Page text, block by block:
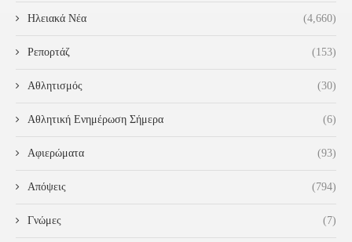
Ηλειακά Νέα (4,660)
Ρεπορτάζ (153)
Αθλητισμός (30)
Αθλητική Ενημέρωση Σήμερα (6)
Αφιερώματα (93)
Απόψεις (794)
Γνώμες (7)